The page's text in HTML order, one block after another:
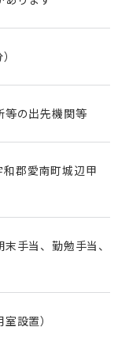
等の出先機関等
郡愛南町城辺甲
手当、勤勉手当、
設置）